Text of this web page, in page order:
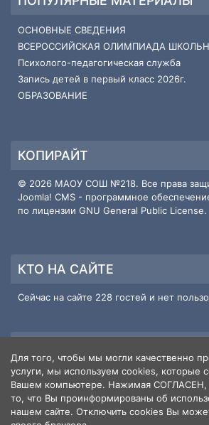
ОСНОВНЫЕ СВЕДЕНИЯ
ВСЕРОССИЙСКАЯ ОЛИМПИАДА
Психолого-педагогическая служба
Запись детей в первый класс 2026г.
ОБРАЗОВАНИЕ
КОПИРАЙТ
© 2026 МАОУ СОШ №218. Все права
Joomla! CMS - программное
по лицензии GNU General Public License.
КТО НА САЙТЕ
Сейчас на сайте 228 гостей и нет
Пользователи 3
Материалы
Кол-во просмотров материалов 1655495
Для того, чтобы мы могли качественно
услуги, мы используем cookies, которые
Вашем компьютере. Нажимая СОГЛАСЕН,
то, что Вы проинформированы об
нашем сайте. Отключить cookies Вы